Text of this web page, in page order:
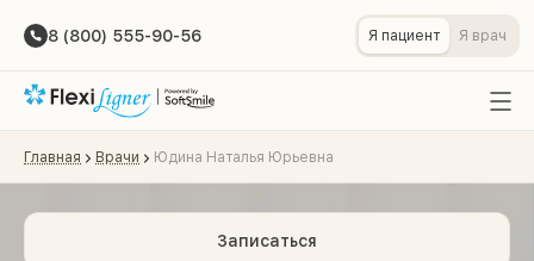
8 (800) 555-90-56 Я пациент Я врач
Главная Врачи Юдина Наталья Юрьевна
Записаться